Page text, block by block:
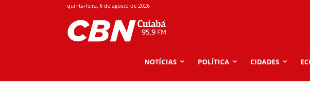
quinta-feira, 6 de agosto de 2026
NOTÍCIAS POLÍTICA CIDADES